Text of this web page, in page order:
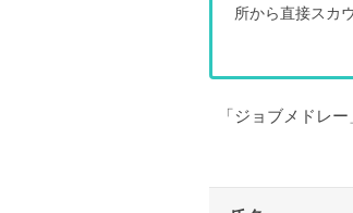
所から直接スカ
「ジョブメドレ